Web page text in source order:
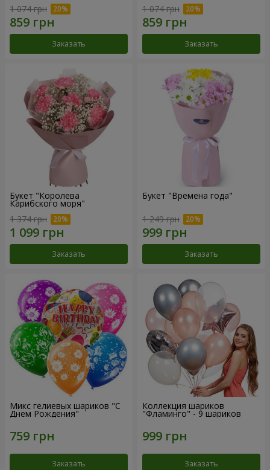
1 074 грн
Заказать
1 074 грн
Заказать
Букет "Королева
Карибского моря"
1 374 грн
Заказать
Букет "Времена года"
1 249 грн
Заказать
Микс гелиевых шариков "C
Днем Рождения"
Заказать
Коллекция шариков
"Фламинго" - 9 шариков
Заказать